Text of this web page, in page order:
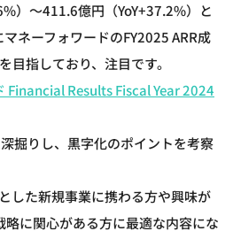
）～411.6億円（YoY+37.2%）と
ネーフォワードのFY2025 ARR成
目指しており、注目です。
Financial Results Fiscal Year 2024
掘りし、黒字化のポイントを考察
した新規事業に携わる方や興味が
に関心がある方に最適な内容にな